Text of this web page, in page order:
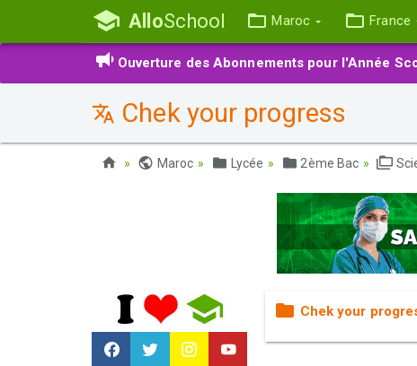
AlloSchool Maroc France
Ouverture des Abonnements pour l'Année
Chek your progress
Maroc Lycée 2ème Bac
Chek your